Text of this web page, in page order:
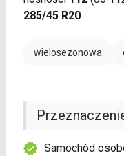
285/45 R20.
wielosezonowa
Samochód